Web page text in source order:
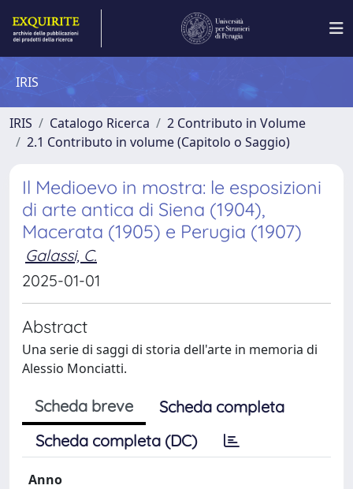
IRIS
IRIS Catalogo Ricerca
2 Contributo in Volume
2.1 Contributo in volume (Capitolo o Saggio)
Il Medioevo in mostra: le esposizioni
di arte antica di Siena (1904),
Macerata (1905) e Perugia (1907)
Galassi, C.
2025-01-01
Abstract
Una serie di saggi di storia dell'arte in memoria di
Alessio Monciatti.
Scheda breve
Scheda completa
Scheda completa (DC)
Anno